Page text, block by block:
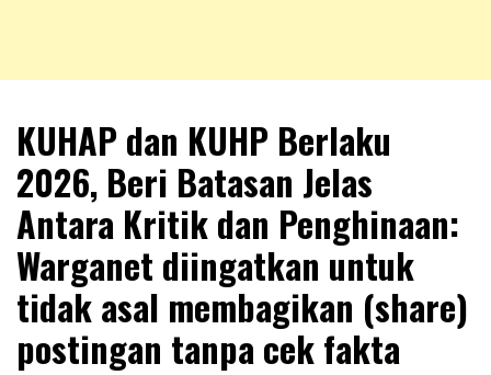
NKRIPOST
KUHAP dan KUHP Berlaku
2026, Beri Batasan Jelas
Antara Kritik dan Penghinaan:
Warganet diingatkan untuk
tidak asal membagikan (share)
postingan tanpa cek fakta